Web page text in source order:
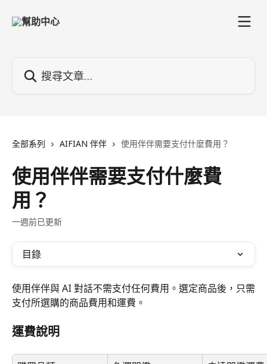
全部系列 AIFIAN 伴伴 使用伴伴需要支付什麼費用？
使用伴伴需要支付什麼費
用？
一週前已更新
目錄
使用伴伴與 AI 對話不需支付任何費用。選定商品後，只需
支付所選購的商品費用和運費。
運費說明